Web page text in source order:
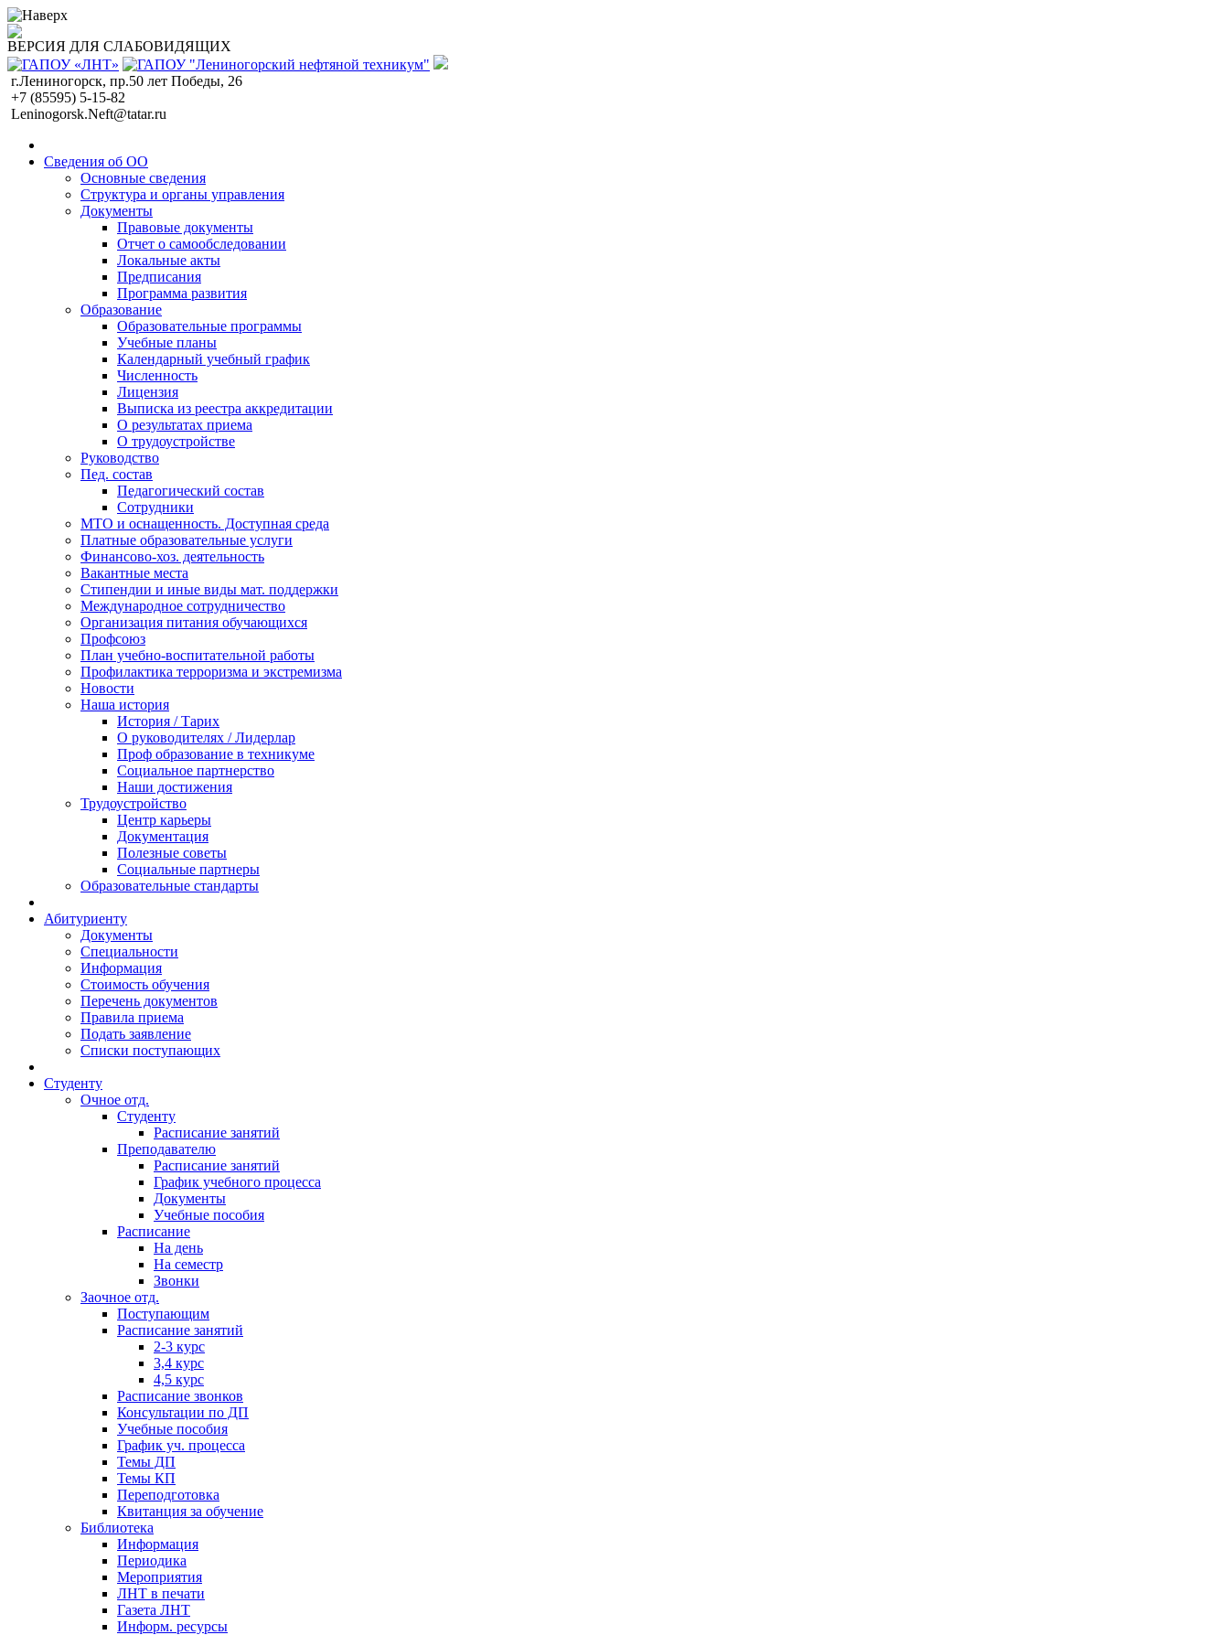
ВЕРСИЯ ДЛЯ СЛАБОВИДЯЩИХ
г.Лениногорск, пр.50 лет Победы, 26
+7 (85595) 5-15-82
Leninogorsk.Neft@tatar.ru
Сведения об ОО
Основные сведения
Структура и органы управления
Документы
Правовые документы
Отчет о самообследовании
Локальные акты
Предписания
Программа развития
Образование
Образовательные программы
Учебные планы
Календарный учебный график
Численность
Лицензия
Выписка из реестра аккредитации
О результатах приема
О трудоустройстве
Руководство
Пед. состав
Педагогический состав
Сотрудники
МТО и оснащенность. Доступная среда
Платные образовательные услуги
Финансово-хоз. деятельность
Вакантные места
Стипендии и иные виды мат. поддержки
Международное сотрудничество
Организация питания обучающихся
Профсоюз
План учебно-воспитательной работы
Профилактика терроризма и экстремизма
Новости
Наша история
История / Тарих
О руководителях / Лидерлар
Проф образование в техникуме
Социальное партнерство
Наши достижения
Трудоустройство
Центр карьеры
Документация
Полезные советы
Социальные партнеры
Образовательные стандарты
Абитуриенту
Документы
Специальности
Информация
Стоимость обучения
Перечень документов
Правила приема
Подать заявление
Списки поступающих
Студенту
Очное отд.
Студенту
Расписание занятий
Преподавателю
Расписание занятий
График учебного процесса
Документы
Учебные пособия
Расписание
На день
На семестр
Звонки
Заочное отд.
Поступающим
Расписание занятий
2-3 курс
3,4 курс
4,5 курс
Расписание звонков
Консультации по ДП
Учебные пособия
График уч. процесса
Темы ДП
Темы КП
Переподготовка
Квитанция за обучение
Библиотека
Информация
Периодика
Мероприятия
ЛНТ в печати
Газета ЛНТ
Информ. ресурсы